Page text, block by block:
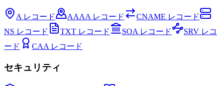
A レコード AAAA レコード
CNAME レコード
NS レコード
TXT レコード SOA レコード
SRV レコ
ード
CAA レコード
セキュリティ